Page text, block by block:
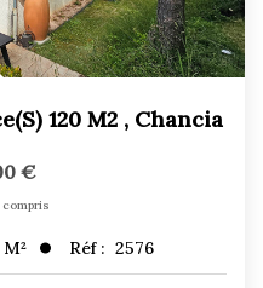
120 M2 , Chancia
€
M² Réf : 2576